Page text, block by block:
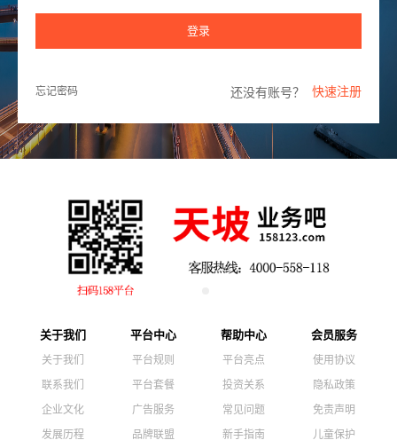
忘记密码 还没有账号？ 快速注册
关于我们
关于我们
联系我们
企业文化
发展历程
平台中心
平台规则
平台套餐
广告服务
品牌联盟
帮助中心
平台亮点
投资关系
常见问题
新手指南
会员服务
使用协议
隐私政策
免责声明
儿童保护